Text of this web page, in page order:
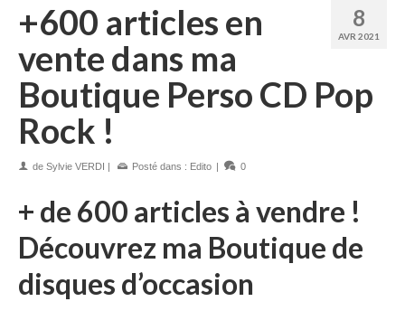
8
AVR 2021
+600 articles en
vente dans ma
Boutique Perso CD Pop
Rock !
deSylvie VERDI Posté dans : Edito 0
+ de 600 articles à vendre !
Découvrez ma Boutique de
disques d’occasion